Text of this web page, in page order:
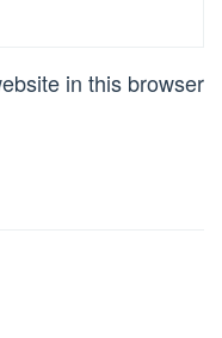
in this browser